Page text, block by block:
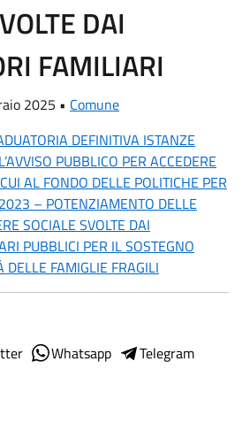
DAI
FAMILIARI
2025 • Comune
DEFINITIVA ISTANZE
PUBBLICO PER ACCEDERE
AL FONDO DELLE POLITICHE PER
– POTENZIAMENTO DELLE
SOCIALE SVOLTE DAI
PUBBLICI PER IL SOSTEGNO
FAMIGLIE FRAGILI
Whatsapp
Telegram